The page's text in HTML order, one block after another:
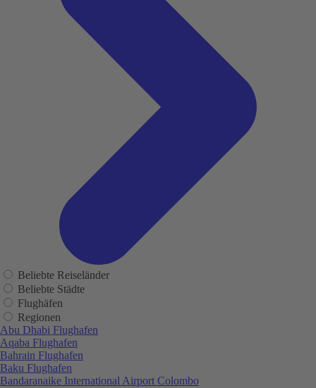
Beliebte Reiseländer
Beliebte Städte
Flughäfen
Regionen
Abu Dhabi Flughafen
Aqaba Flughafen
Bahrain Flughafen
Baku Flughafen
Bandaranaike International Airport Colombo